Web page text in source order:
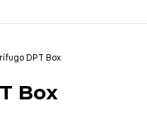
DPT Box
Box